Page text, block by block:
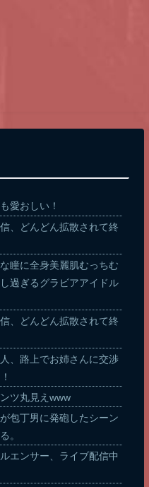
愛おしい！
、どんどん拡散されて終
瞳に全身美麗肌むっちむ
過ぎるグラビアアイドル
、どんどん拡散されて終
、路上でお姉さんに交渉
ツ丸見えwww
包丁男に発砲したシーン
。
エンサー、ライブ配信中